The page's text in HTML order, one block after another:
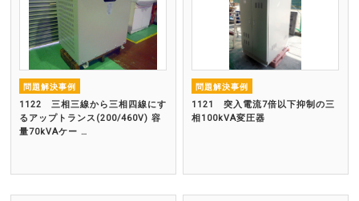
問題解決事例
1122 三相三線から三相四線にす
るアップトランス(200/460V) 容
量70kVAケー …
問題解決事例
1121 突入電流7倍以下抑制の三
相100kVA変圧器